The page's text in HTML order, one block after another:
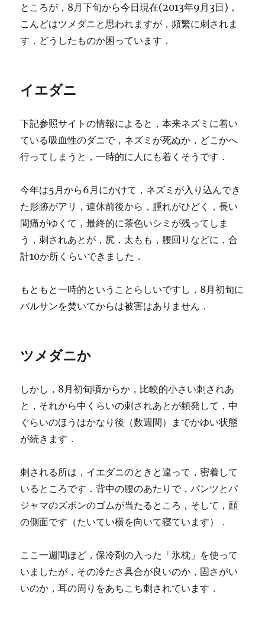
ところが，8月下旬から今日現在(2013年9月3日)，
こんどはツメダニと思われますが，頻繁に刺されま
す．どうしたものか困っています．
イエダニ
下記参照サイトの情報によると，本来ネズミに着い
ている吸血性のダニで，ネズミが死ぬか，どこかへ
行ってしまうと，一時的に人にも着くそうです．
今年は5月から6月にかけて，ネズミが入り込んでき
た形跡がアリ，連休前後から，腫れがひどく，長い
間痛がゆくて，最終的に茶色いシミが残ってしま
う，刺されあとが，尻，太もも，腰回りなどに，合
計10か所くらいできました．
もともと一時的ということらしいですし，8月初旬に
バルサンを焚いてからは被害はありません．
ツメダニか
しかし，8月初旬頃からか，比較的小さい刺されあ
と，それから中くらいの刺されあとが頻発して，中
ぐらいのほうはかなり後（数週間）までかゆい状態
が続きます．
刺される所は，イエダニのときと違って，密着して
いるところです．背中の腰のあたりで，パンツとパ
ジャマのズボンのゴムが当たるところ，そして，顔
の側面です（たいてい横を向いて寝ています）．
ここ一週間ほど，保冷剤の入った「氷枕」を使って
いましたが，その冷たさ具合が良いのか，固さがい
いのか，耳の周りをあちこち刺されています．